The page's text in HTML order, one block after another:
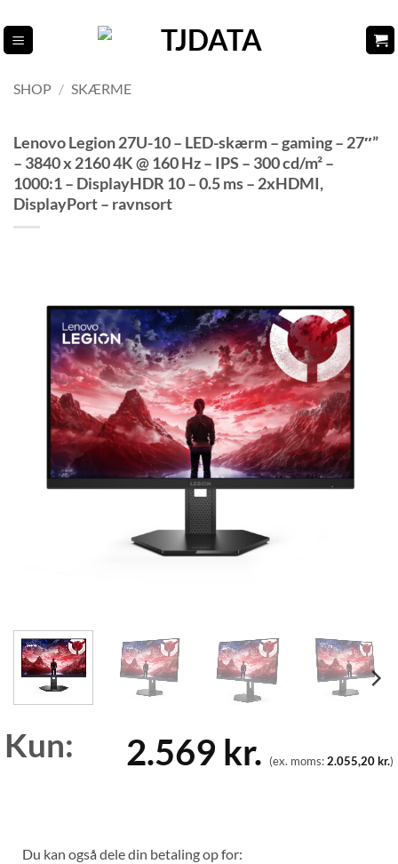
til
indhold
SHOP / SKÆRME
Lenovo Legion 27U-10 – LED-skærm – gaming – 27″”
– 3840 x 2160 4K @ 160 Hz – IPS – 300 cd/m² –
1000:1 – DisplayHDR 10 – 0.5 ms – 2xHDMI,
DisplayPort – ravnsort
Kun: 2.569 kr. (ex. moms:2.055,20kr.)
Du kan også dele din betaling op for: